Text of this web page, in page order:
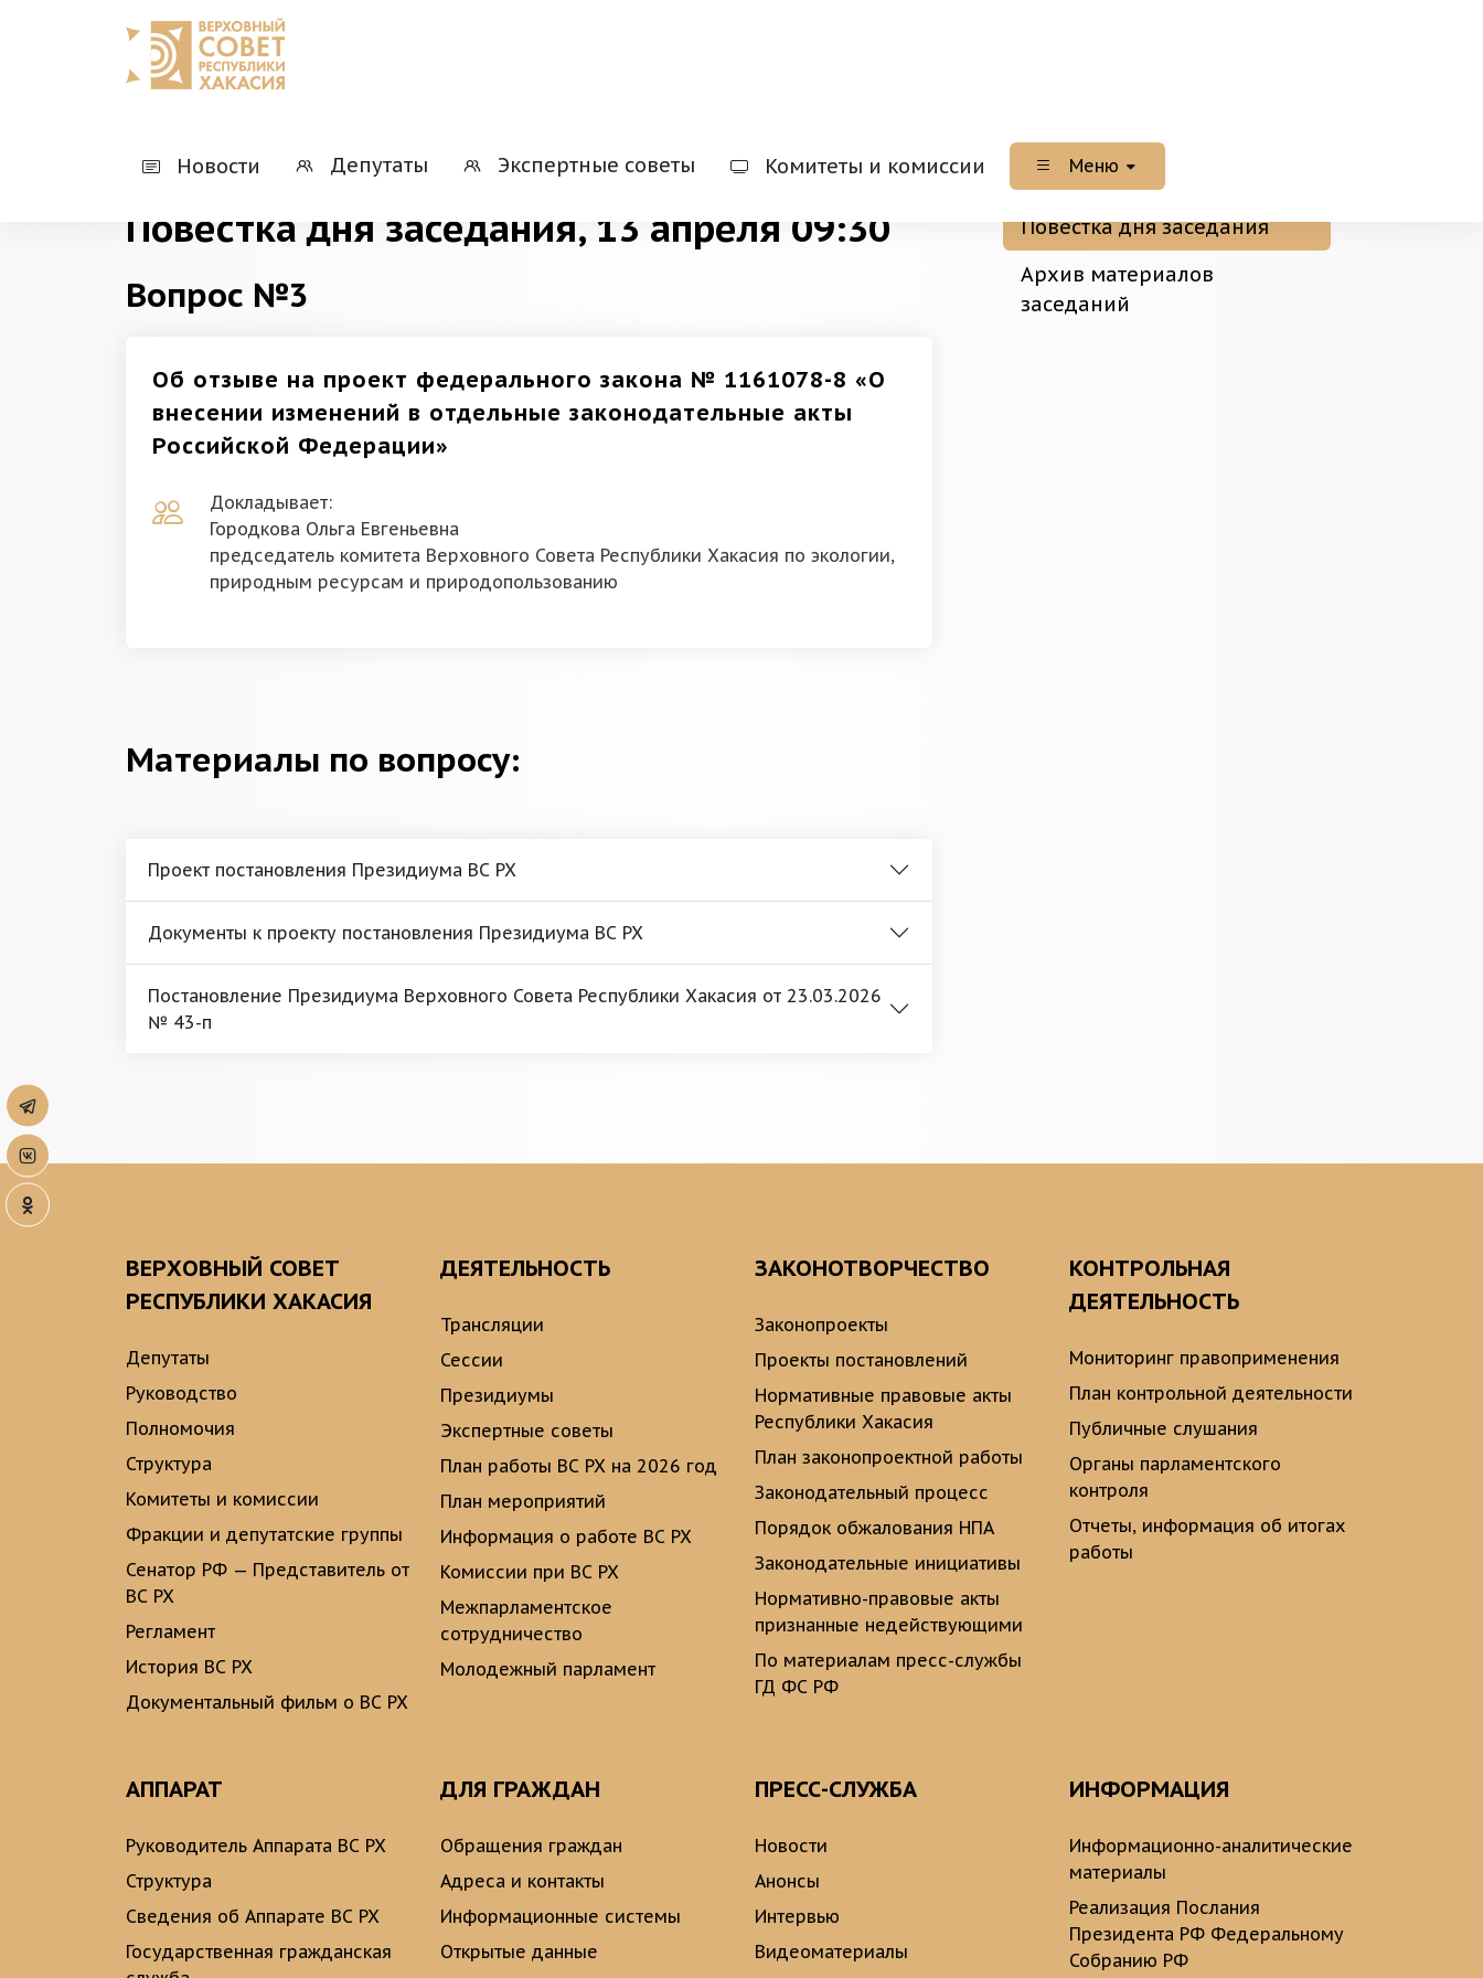
Новости Депутаты Экспертные советы Комитеты и комиссии Меню
Повестка дня заседания
Архив материалов
заседаний
Повестка дня заседания, 13 апреля 09:30
Вопрос №3
Об отзыве на проект федерального закона № 1161078-8 «О
внесении изменений в отдельные законодательные акты
Российской Федерации»
Докладывает:
Городкова Ольга Евгеньевна
председатель комитета Верховного Совета Республики Хакасия по экологии,
природным ресурсам и природопользованию
Материалы по вопросу:
Проект постановления Президиума ВС РХ
Документы к проекту постановления Президиума ВС РХ
Постановление Президиума Верховного Совета Республики Хакасия от 23.03.2026
№ 43-п
ВЕРХОВНЫЙ СОВЕТ
РЕСПУБЛИКИ ХАКАСИЯ
Депутаты
Руководство
Полномочия
Структура
Комитеты и комиссии
Фракции и депутатские группы
Сенатор РФ — Представитель от
ВС РХ
Регламент
История ВС РХ
Документальный фильм о ВС РХ
ДЕЯТЕЛЬНОСТЬ
Трансляции
Сессии
Президиумы
Экспертные советы
План работы ВС РХ на 2026 год
План мероприятий
Информация о работе ВС РХ
Комиссии при ВС РХ
Межпарламентское
сотрудничество
Молодежный парламент
ЗАКОНОТВОРЧЕСТВО
Законопроекты
Проекты постановлений
Нормативные правовые акты
Республики Хакасия
План законопроектной работы
Законодательный процесс
Порядок обжалования НПА
Законодательные инициативы
Нормативно-правовые акты
признанные недействующими
По материалам пресс-службы
ГД ФС РФ
КОНТРОЛЬНАЯ
ДЕЯТЕЛЬНОСТЬ
Мониторинг правоприменения
План контрольной деятельности
Публичные слушания
Органы парламентского
контроля
Отчеты, информация об итогах
работы
АППАРАТ
Руководитель Аппарата ВС РХ
Структура
Сведения об Аппарате ВС РХ
Государственная гражданская
ДЛЯ ГРАЖДАН
Обращения граждан
Адреса и контакты
Информационные системы
Открытые данные
ПРЕСС-СЛУЖБА
Новости
Анонсы
Интервью
Видеоматериалы
ИНФОРМАЦИЯ
Информационно-аналитические
материалы
Реализация Послания
Президента РФ Федеральному
Собранию РФ